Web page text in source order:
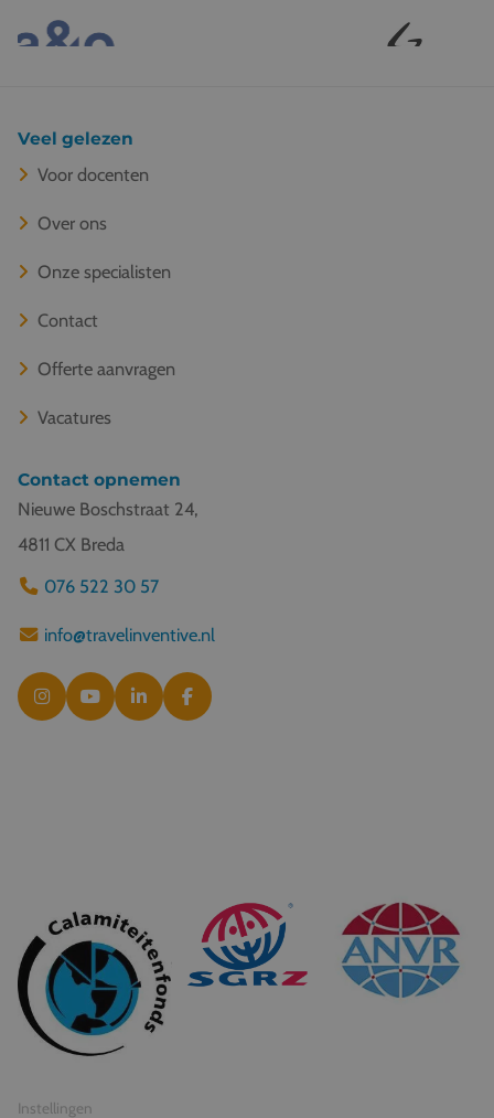
Veel gelezen
Voor docenten
Over ons
Onze specialisten
Contact
Offerte aanvragen
Vacatures
Contact opnemen
Nieuwe Boschstraat 24,
4811 CX Breda
076 522 30 57
info@travelinventive.nl
© 2026 Travel Inventive
Algemene voorwaarden
Privacy statement
Instellingen